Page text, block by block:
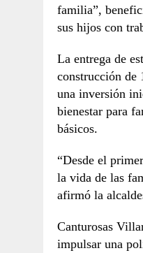
familia”,
sus hijos con
La entrega de
construcción de
una inversión
bienestar para
básicos.
“Desde el
la vida de las
afirmó la
Canturosas
impulsar una